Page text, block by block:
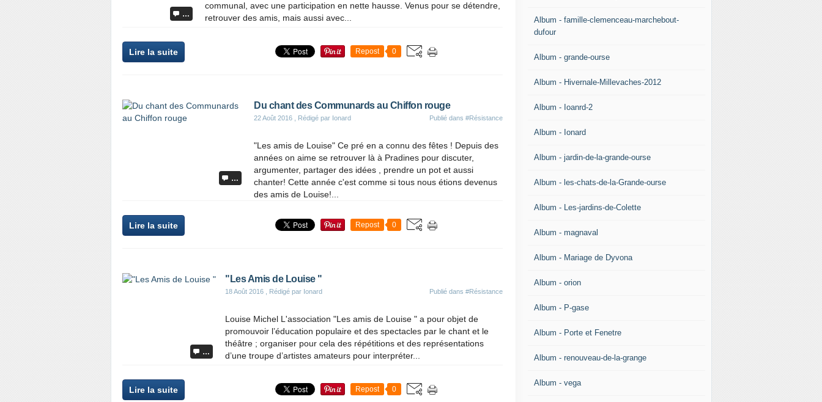
…
communal, avec une participation en nette hausse. Venus pour se détendre,
retrouver des amis, mais aussi avec...
Lire la suite Repost 0
…
Du chant des Communards au Chiffon rouge
22 Août 2016 , Rédigé par Ionard Publié dans #Résistance
"Les amis de Louise" Ce pré en a connu des fêtes ! Depuis des
années on aime se retrouver là à Pradines pour discuter,
argumenter, partager des idées , prendre un pot et aussi
chanter! Cette année c'est comme si tous nous étions devenus
des amis de Louise!...
Lire la suite Repost 0
…
"Les Amis de Louise "
18 Août 2016 , Rédigé par Ionard Publié dans #Résistance
Louise Michel L'association "Les amis de Louise " a pour objet de
promouvoir l’éducation populaire et des spectacles par le chant et le
théâtre ; organiser pour cela des répétitions et des représentations
d’une troupe d’artistes amateurs pour interpréter...
Lire la suite Repost 0
Album - famille-clemenceau-marchebout-
dufour
Album - grande-ourse
Album - Hivernale-Millevaches-2012
Album - Ioanrd-2
Album - Ionard
Album - jardin-de-la-grande-ourse
Album - les-chats-de-la-Grande-ourse
Album - Les-jardins-de-Colette
Album - magnaval
Album - Mariage de Dyvona
Album - orion
Album - P-gase
Album - Porte et Fenetre
Album - renouveau-de-la-grange
Album - vega